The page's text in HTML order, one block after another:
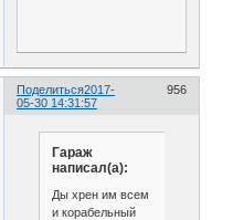
Поделиться 956
2017-
05-30 14:31:57
Гараж
написал(а):
Ды хрен им всем
и корабельный